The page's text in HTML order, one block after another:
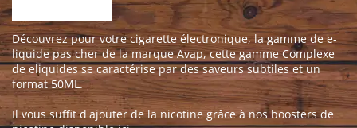
Découvrez pour votre cigarette électronique, la gamme de e-
liquide pas cher de la marque Avap, cette gamme Complexe
de eliquides se caractérise par des saveurs subtiles et un
format 50ML.
Il vous suffit d'ajouter de la nicotine grâce à nos boosters de